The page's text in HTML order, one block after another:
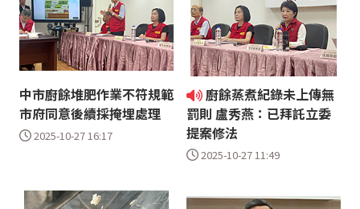
中市廚餘堆肥作業不符規範
市府同意後續採掩埋處理
2025-10-27 16:17
廚餘蒸煮紀錄未上傳無
罰則 盧秀燕：已拜託立委
提案修法
2025-10-27 11:49